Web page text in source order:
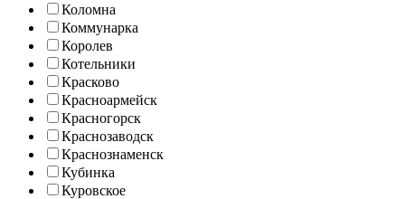
Коломна
Коммунарка
Королев
Котельники
Красково
Красноармейск
Красногорск
Краснозаводск
Краснознаменск
Кубинка
Куровское